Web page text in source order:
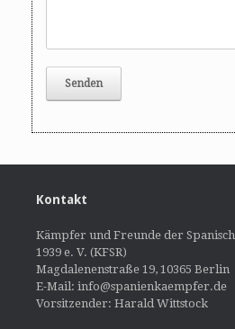
Kontakt
Kämpfer und Freunde der
1939 e. V. (KFSR)
Magdalenenstraße 19, 10365 Berlin
E-Mail: info@spanienkaempfer.de
Vorsitzender: Harald Wittstock